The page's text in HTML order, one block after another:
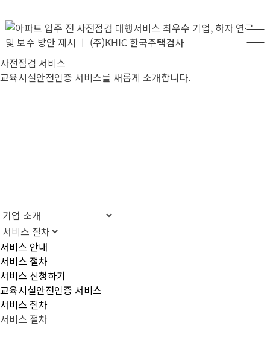
사전점검 서비스
교육시설안전인증 서비스를 새롭게 소개합니다.
서비스 안내
서비스 절차
서비스 신청하기
교육시설안전인증 서비스
서비스 절차
서비스 절차